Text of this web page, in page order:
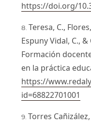
https://doi.org/
Teresa, C.,
Espuny Vidal, C.,
Formación
en la práctica
https://
id=68822701001
Torres Cañizález,